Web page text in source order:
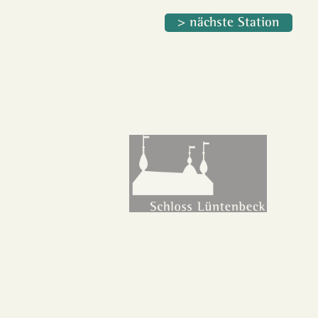
> nächste Station